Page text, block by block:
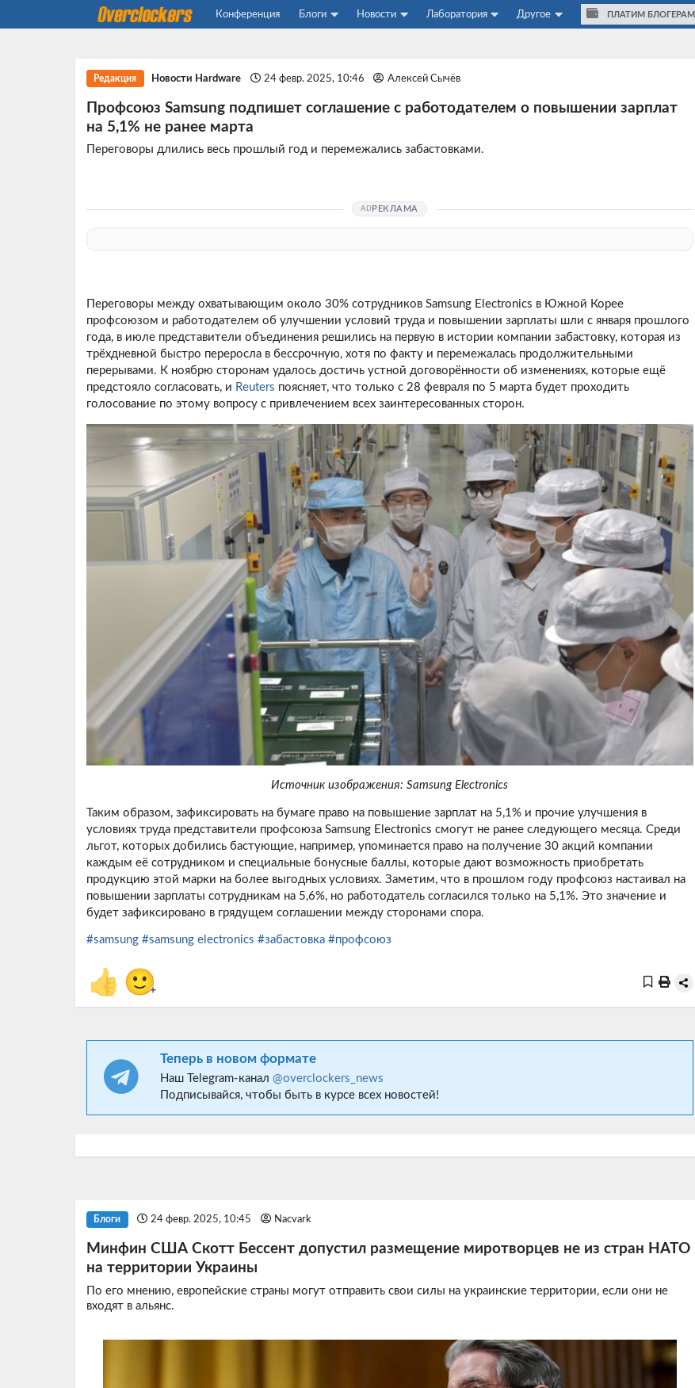
Конференция Блоги Новости Лаборатория Другое ПЛАТИМ БЛОГЕРАМ
Редакция Новости Hardware 24 февр. 2025, 10:46 Алексей Сычёв
Профсоюз Samsung подпишет соглашение с работодателем о повышении зарплат
на 5,1% не ранее марта
Переговоры длились весь прошлый год и перемежались забастовками.
РЕКЛАМА
Переговоры между охватывающим около 30% сотрудников Samsung Electronics в Южной Корее
профсоюзом и работодателем об улучшении условий труда и повышении зарплаты шли с января прошлого
года, в июле представители объединения решились на первую в истории компании забастовку, которая из
трёхдневной быстро переросла в бессрочную, хотя по факту и перемежалась продолжительными
перерывами. К ноябрю сторонам удалось достичь устной договорённости об изменениях, которые ещё
предстояло согласовать, и Reuters поясняет, что только с 28 февраля по 5 марта будет проходить
голосование по этому вопросу с привлечением всех заинтересованных сторон.
Источник изображения: Samsung Electronics
Таким образом, зафиксировать на бумаге право на повышение зарплат на 5,1% и прочие улучшения в
условиях труда представители профсоюза Samsung Electronics смогут не ранее следующего месяца. Среди
льгот, которых добились бастующие, например, упоминается право на получение 30 акций компании
каждым её сотрудником и специальные бонусные баллы, которые дают возможность приобретать
продукцию этой марки на более выгодных условиях. Заметим, что в прошлом году профсоюз настаивал на
повышении зарплаты сотрудникам на 5,6%, но работодатель согласился только на 5,1%. Это значение и
будет зафиксировано в грядущем соглашении между сторонами спора.
#samsung #samsung electronics #забастовка #профсоюз
👍 🙂
+
Теперь в новом формате
Наш Telegram-канал @overclockers_news
Подписывайся, чтобы быть в курсе всех новостей!
Блоги 24 февр. 2025, 10:45 Nacvark
Минфин США Скотт Бессент допустил размещение миротворцев не из стран НАТО
на территории Украины
По его мнению, европейские страны могут отправить свои силы на украинские территории, если они не
входят в альянс.